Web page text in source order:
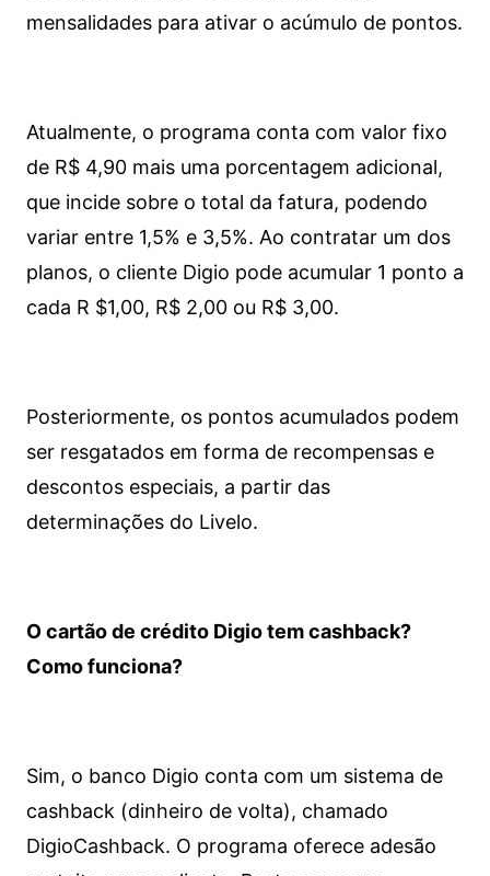
mensalidades para ativar o acúmulo de pontos.
Atualmente, o programa conta com valor fixo
de R$ 4,90 mais uma porcentagem adicional,
que incide sobre o total da fatura, podendo
variar entre 1,5% e 3,5%. Ao contratar um dos
planos, o cliente Digio pode acumular 1 ponto a
cada R $1,00, R$ 2,00 ou R$ 3,00.
Posteriormente, os pontos acumulados podem
ser resgatados em forma de recompensas e
descontos especiais, a partir das
determinações do Livelo.
O cartão de crédito Digio tem cashback?
Como funciona?
Sim, o banco Digio conta com um sistema de
cashback (dinheiro de volta), chamado
DigioCashback. O programa oferece adesão